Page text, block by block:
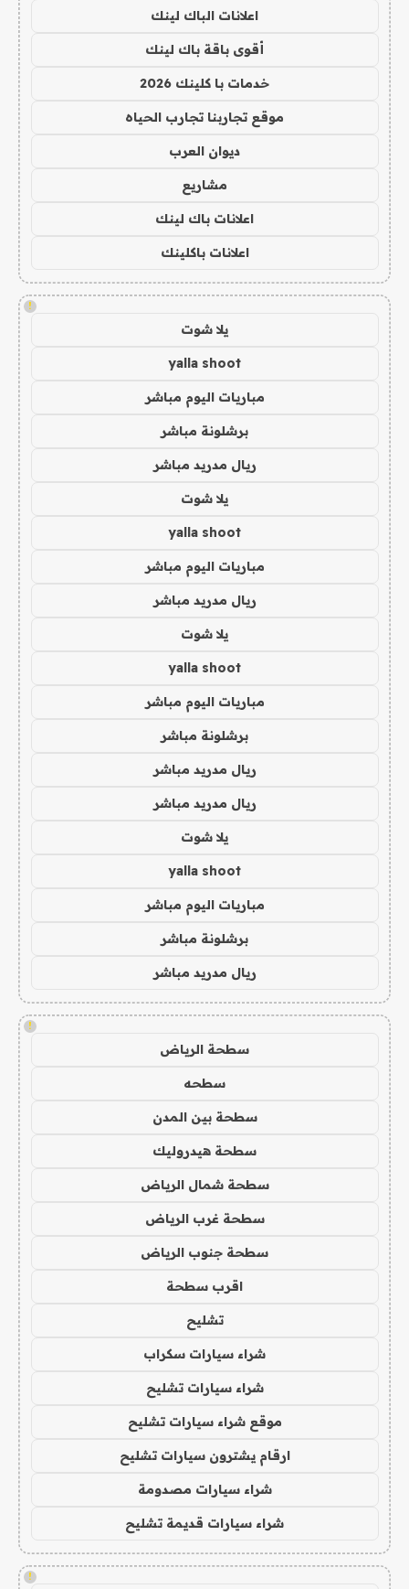
اعلانات الباك لينك
أقوى باقة باك لينك
خدمات با كلينك 2026
موقع تجاربنا تجارب الحياه
ديوان العرب
مشاريع
اعلانات باك لينك
اعلانات باكلينك
!
يلا شوت
yalla shoot
مباريات اليوم مباشر
برشلونة مباشر
ريال مدريد مباشر
يلا شوت
yalla shoot
مباريات اليوم مباشر
ريال مدريد مباشر
يلا شوت
yalla shoot
مباريات اليوم مباشر
برشلونة مباشر
ريال مدريد مباشر
ريال مدريد مباشر
يلا شوت
yalla shoot
مباريات اليوم مباشر
برشلونة مباشر
ريال مدريد مباشر
!
سطحة الرياض
سطحه
سطحة بين المدن
سطحة هيدروليك
سطحة شمال الرياض
سطحة غرب الرياض
سطحة جنوب الرياض
اقرب سطحة
تشليح
شراء سيارات سكراب
شراء سيارات تشليح
موقع شراء سيارات تشليح
ارقام يشترون سيارات تشليح
شراء سيارات مصدومة
شراء سيارات قديمة تشليح
!